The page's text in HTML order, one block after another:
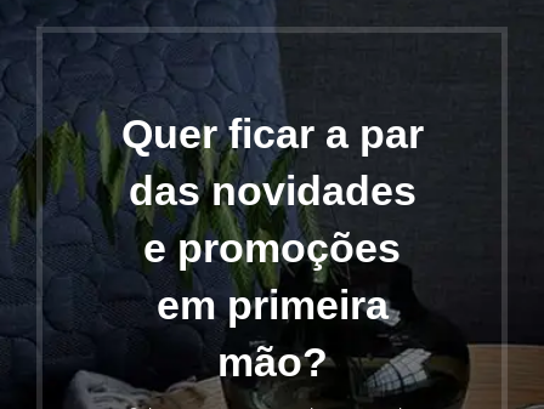
Quer ficar a par
das novidades
e promoções
em primeira
mão?